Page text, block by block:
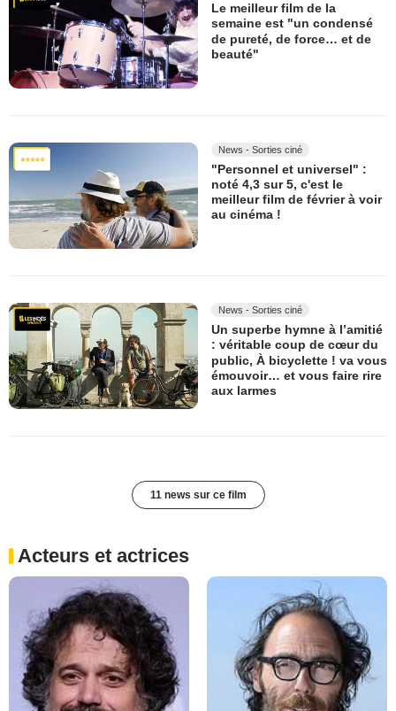
Le meilleur film de la
semaine est "un condensé
de pureté, de force… et de
beauté"
News - Sorties ciné
"Personnel et universel" :
noté 4,3 sur 5, c'est le
meilleur film de février à voir
au cinéma !
News - Sorties ciné
Un superbe hymne à l’amitié
: véritable coup de cœur du
public, À bicyclette ! va vous
émouvoir… et vous faire rire
aux larmes
11 news sur ce film
Acteurs et actrices